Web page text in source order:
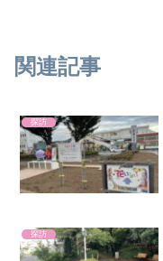
関連記事
探訪
探訪